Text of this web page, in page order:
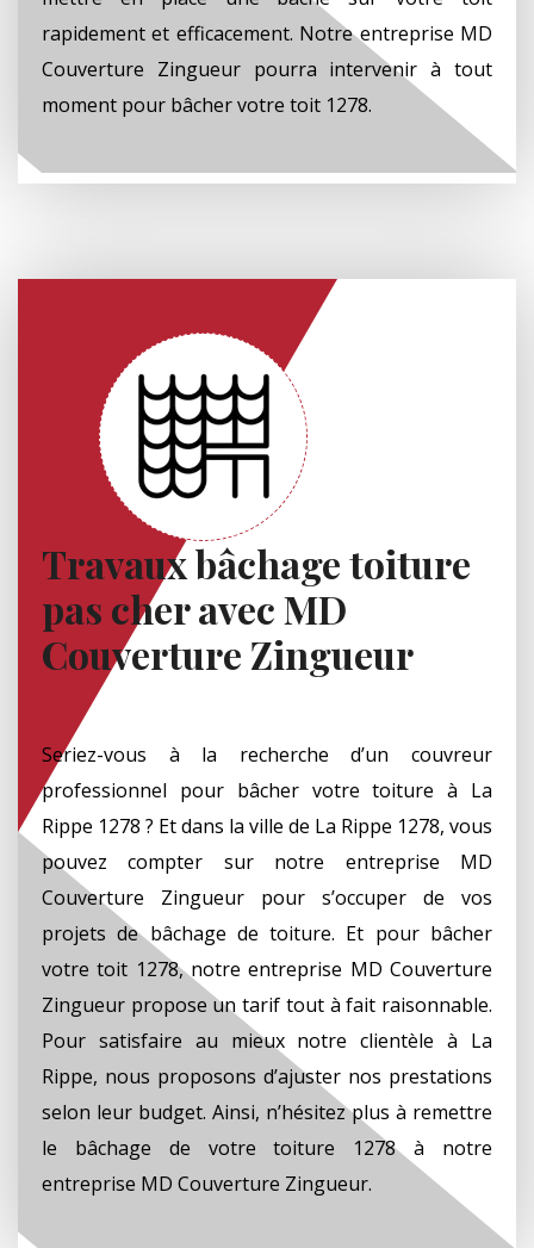
rapidement et efficacement. Notre entreprise MD
Couverture Zingueur pourra intervenir à tout
moment pour bâcher votre toit 1278.
Travaux bâchage toiture
pas cher avec MD
Couverture Zingueur
Seriez-vous à la recherche d’un couvreur
professionnel pour bâcher votre toiture à La
Rippe 1278 ? Et dans la ville de La Rippe 1278, vous
pouvez compter sur notre entreprise MD
Couverture Zingueur pour s’occuper de vos
projets de bâchage de toiture. Et pour bâcher
votre toit 1278, notre entreprise MD Couverture
Zingueur propose un tarif tout à fait raisonnable.
Pour satisfaire au mieux notre clientèle à La
Rippe, nous proposons d’ajuster nos prestations
selon leur budget. Ainsi, n’hésitez plus à remettre
le bâchage de votre toiture 1278 à notre
entreprise MD Couverture Zingueur.